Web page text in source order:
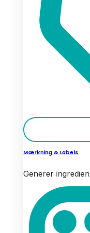
Mærkning & Labels
Generer